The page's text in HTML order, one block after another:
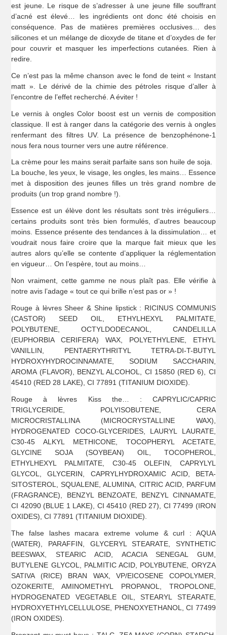
est jeune. Le risque de s’adresser à une jeune fille souffrant
d’acné est élevé… les ingrédients ont donc été choisis en
conséquence. Pas de matières premières occlusives… des
silicones et un mélange de dioxyde de titane et d’oxydes de fer
pour couvrir et masquer les imperfections cutanées. Rien à
redire.
Ce n’est pas la même chanson avec le fond de teint « Instant
matt ». Le dérivé de la chimie des pétroles risque d’aller à
l’encontre de l’effet recherché. A éviter !
Le vernis à ongles Color boost est un vernis de composition
classique. Il est à ranger dans la catégorie des vernis à ongles
renfermant des filtres UV. La présence de benzophénone-1
nous fera nous tourner vers une autre référence.
La crème pour les mains serait parfaite sans son huile de soja.
La bouche, les yeux, le visage, les ongles, les mains… Essence
met à disposition des jeunes filles un très grand nombre de
produits (un trop grand nombre !).
Essence est un élève dont les résultats sont très irréguliers…
certains produits sont très bien formulés, d’autres beaucoup
moins. Essence présente des tendances à la dissimulation… et
voudrait nous faire croire que la marque fait mieux que les
autres alors qu’elle se contente d’appliquer la réglementation
en vigueur… On l’espère, tout au moins…
Non vraiment, cette gamme ne nous plaît pas. Elle vérifie à
notre avis l’adage « tout ce qui brille n’est pas or » !
Rouge à lèvres Sheer & Shine lipstick : RICINUS COMMUNIS
(CASTOR) SEED OIL, ETHYLHEXYL PALMITATE,
POLYBUTENE, OCTYLDODECANOL, CANDELILLA
(EUPHORBIA CERIFERA) WAX, POLYETHYLENE, ETHYL
VANILLIN, PENTAERYTHRITYL TETRA-DI-T-BUTYL
HYDROXYHYDROCINNAMATE, SODIUM SACCHARIN,
AROMA (FLAVOR), BENZYL ALCOHOL, CI 15850 (RED 6), CI
45410 (RED 28 LAKE), CI 77891 (TITANIUM DIOXIDE).
Rouge à lèvres Kiss the… : CAPRYLIC/CAPRIC
TRIGLYCERIDE, POLYISOBUTENE, CERA
MICROCRISTALLINA (MICROCRYSTALLINE WAX),
HYDROGENATED COCO-GLYCERIDES, LAURYL LAURATE,
C30-45 ALKYL METHICONE, TOCOPHERYL ACETATE,
GLYCINE SOJA (SOYBEAN) OIL, TOCOPHEROL,
ETHYLHEXYL PALMITATE, C30-45 OLEFIN, CAPRYLYL
GLYCOL, GLYCERIN, CAPRYLHYDROXAMIC ACID, BETA-
SITOSTEROL, SQUALENE, ALUMINA, CITRIC ACID, PARFUM
(FRAGRANCE), BENZYL BENZOATE, BENZYL CINNAMATE,
CI 42090 (BLUE 1 LAKE), CI 45410 (RED 27), CI 77499 (IRON
OXIDES), CI 77891 (TITANIUM DIOXIDE).
The false lashes macara extreme volume & curl : AQUA
(WATER), PARAFFIN, GLYCERYL STEARATE, SYNTHETIC
BEESWAX, STEARIC ACID, ACACIA SENEGAL GUM,
BUTYLENE GLYCOL, PALMITIC ACID, POLYBUTENE, ORYZA
SATIVA (RICE) BRAN WAX, VP/EICOSENE COPOLYMER,
OZOKERITE, AMINOMETHYL PROPANOL, TROPOLONE,
HYDROGENATED VEGETABLE OIL, STEARYL STEARATE,
HYDROXYETHYLCELLULOSE, PHENOXYETHANOL, CI 77499
(IRON OXIDES).